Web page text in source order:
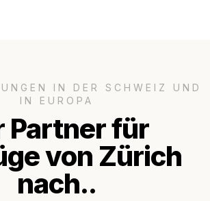
IN DER SCHWEIZ UND
IN EUROPA
Partner für
von Zürich
nach..